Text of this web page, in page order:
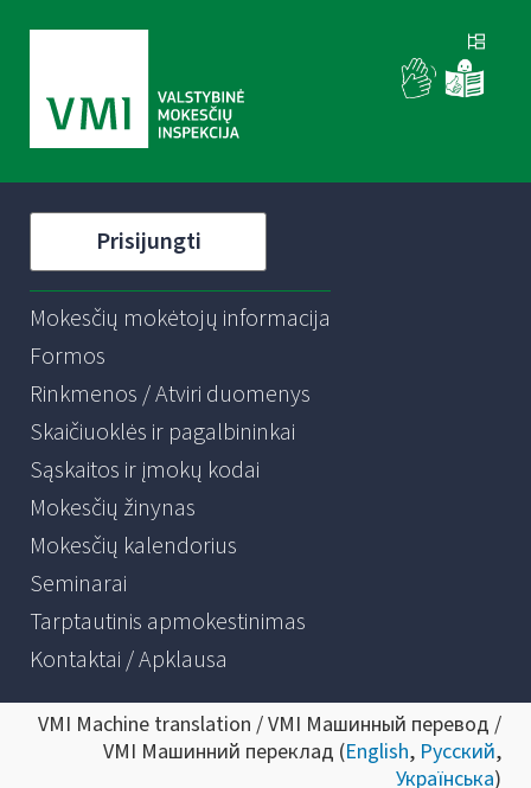
Prisijungti
Mokesčių mokėtojų informacija
Formos
Rinkmenos / Atviri duomenys
Skaičiuoklės ir pagalbininkai
Sąskaitos ir įmokų kodai
Mokesčių žinynas
Mokesčių kalendorius
Seminarai
Tarptautinis apmokestinimas
Kontaktai / Apklausa
VMI Machine translation / VMI Машинный перевод /
VMI Машинний переклад (English, Русский,
Українська)